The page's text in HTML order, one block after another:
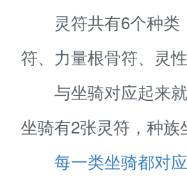
灵符共有6个种类
符、力量根骨符、灵
与坐骑对应起来就
坐骑有2张灵符，种族
每一类坐骑都对